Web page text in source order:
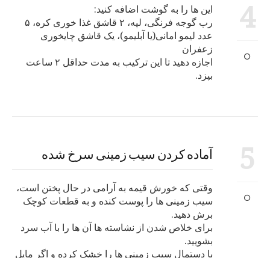
4
این ها را به گوشت اضافه کنید:
رب گوجه فرنگی، لپه، ۲ قاشق غذا خوری کره، ۵
عدد لیمو امانی(یا آبلیمو)، یک قاشق چایخوری
زعفران
اجازه دهید تا این ترکیب به مدت حداقل ۲ ساعت
بپزد.
5 آماده کردن سیب زمینی سرخ شده
وقتی که خورش قیمه به آرامی در حال پختن است،
سیب زمینی ها را پوست کنده و به قطعات کوچک
برش دهید.
برای خلاص شدن از نشاسته ها آن ها را با آب سرد
بشویید.
با دستمال سیب زمینی ها را خشک کرده و اگر مایل